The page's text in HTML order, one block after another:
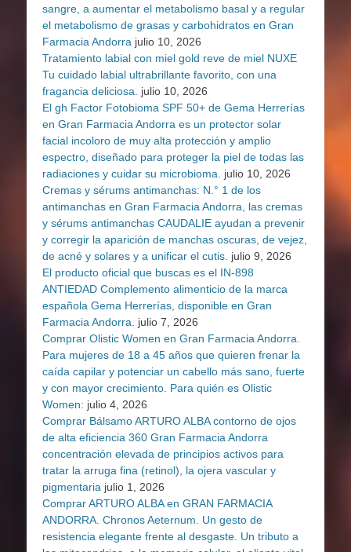
sangre, a aumentar el metabolismo basal y a regular
el metabolismo de grasas y carbohidratos en Gran
Farmacia Andorra julio 10, 2026
Tratamiento labial con miel gold reve de miel NUXE
Tu cuidado labial ultrabrillante favorito, con una
fragancia deliciosa.
julio 10, 2026
El gh Factor Fotobioma SPF 50+ de Gema Herrerías
en Gran Farmacia Andorra es un protector solar
facial incoloro de muy alta protección y amplio
espectro, diseñado para proteger la piel de todas las
radiaciones y cuidar su microbioma.
julio 10, 2026
Cremas y sérums antimanchas: N.° 1 de los
antimanchas en Gran Farmacia Andorra, las cremas
y sérums antimanchas CAUDALIE ayudan a prevenir
y corregir la aparición de manchas oscuras, de vejez,
de acné y solares y a unificar el cutis. julio 9, 2026
El producto oficial que buscas es el IN-898
ANTIEDAD Complemento alimenticio de la marca
española Gema Herrerías, disponible en Gran
Farmacia Andorra.
julio 7, 2026
Comprar Olistic Women en Gran Farmacia Andorra.
Para mujeres de 18 a 45 años que quieren frenar la
caída capilar y potenciar un cabello más sano, fuerte
y con mayor crecimiento. Para quién es Olistic
Women: julio 4, 2026
Comprar Bálsamo ARTURO ALBA contorno de ojos
de alta eficiencia 360 Gran Farmacia Andorra
concentración elevada de principios activos para
tratar la arruga fina (retinol), la ojera vascular y
pigmentaria julio 1, 2026
Comprar ARTURO ALBA en GRAN FARMACIA
ANDORRA. Chronos Aeternum. Un gesto de
resistencia elegante frente al desgaste. Un tributo a